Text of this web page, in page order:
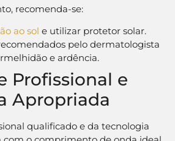
recomenda-se:
ao sol e utilizar protetor solar.
pelo dermatologista
e ardência.
Profissional e
Apropriada
qualificado e da tecnologia